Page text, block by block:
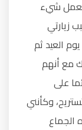
شيء
زيارتي
العيد ثم
مع أنهم
على
وكأنني
الجماع